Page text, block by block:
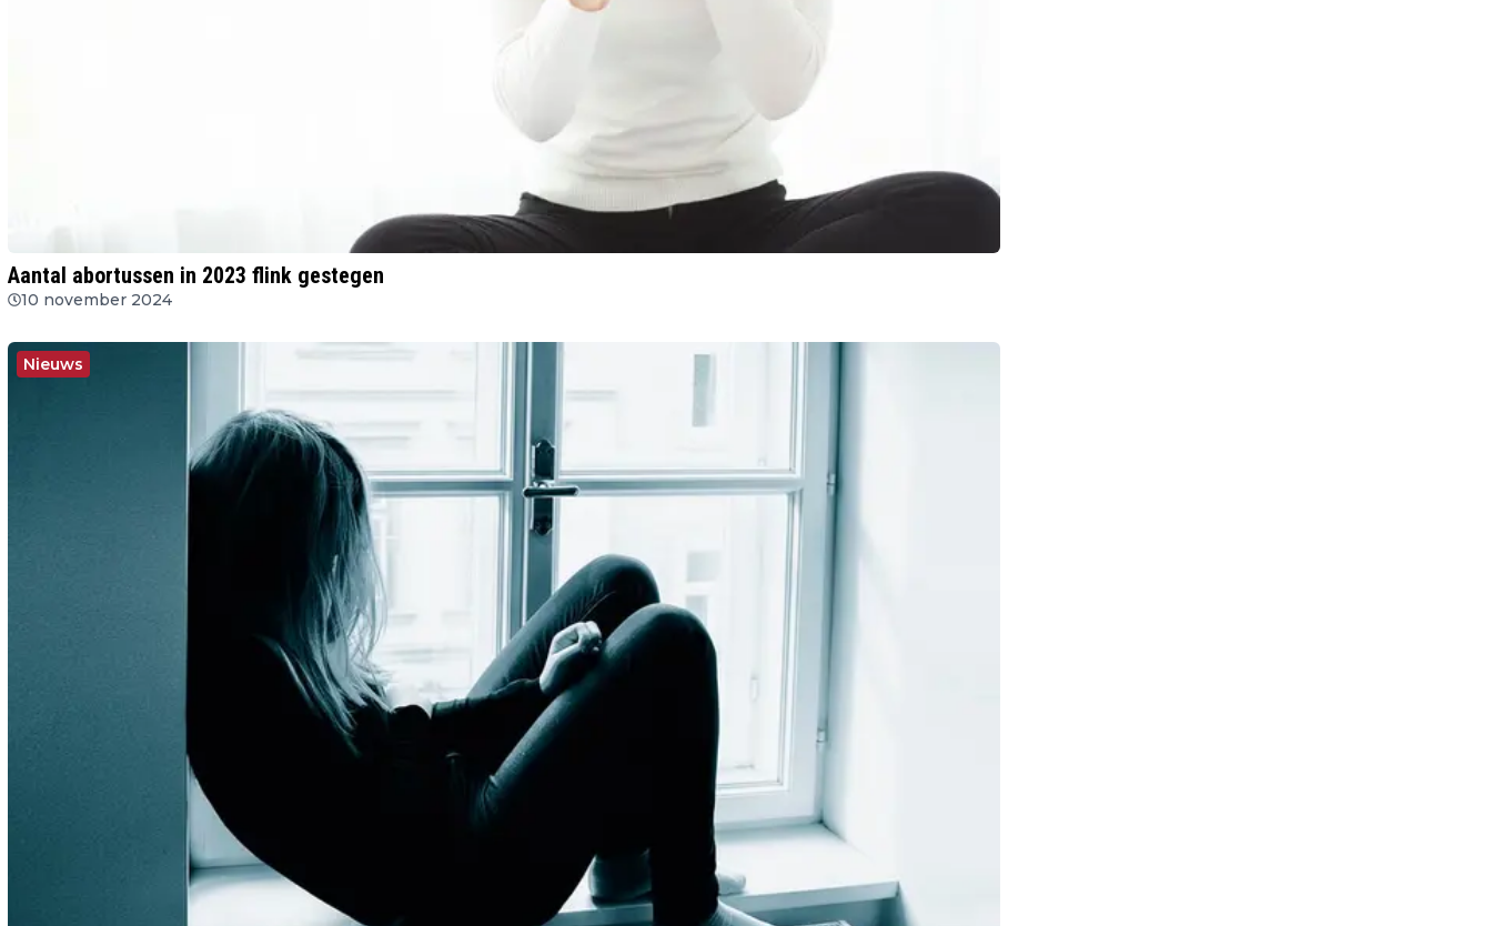
Aantal abortussen in 2023 flink gestegen
10 november 2024
Nieuws